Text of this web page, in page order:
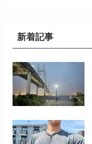
新着記事